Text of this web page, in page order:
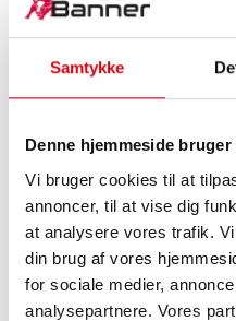
Samtykke
Denne hjemmeside
Vi bruger cookies til at
annoncer, til at vise dig
at analysere vores trafik.
din brug af vores
for sociale medier,
analysepartnere. Vores
Vores anbefaling til
energibehov eller